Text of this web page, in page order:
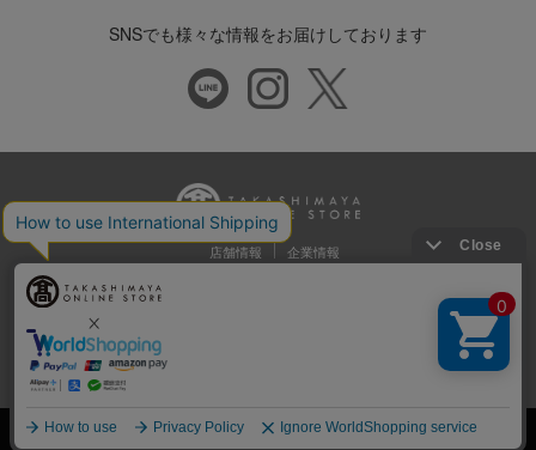
SNSでも様々な情報をお届けしております
店舗情報 企業情報
推奨環境 特定商取引法に基づく表示
プライバシーポリシー
Cookie等の第三者提供について
ウェブアクセシビリティ方針
©Takashimaya Co., Ltd. All Rights Reserved.